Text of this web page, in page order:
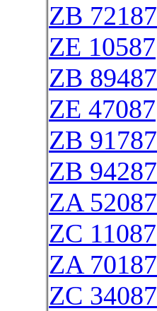
ZB 72187
ZE 10587
ZB 89487
ZE 47087
ZB 91787
ZB 94287
ZA 52087
ZC 11087
ZA 70187
ZC 34087